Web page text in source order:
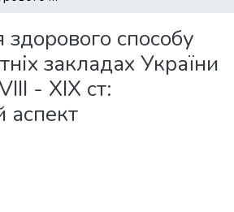
способу
закладах України
- XIX ст:
аспект